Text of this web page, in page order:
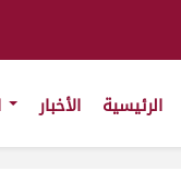
الرئيسية الأخبار